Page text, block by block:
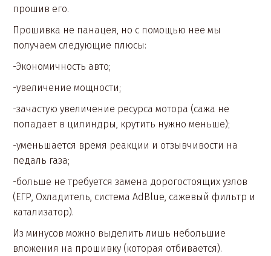
прошив его.
Прошивка не панацея, но с помощью нее мы
получаем следующие плюсы:
-Экономичность авто;
-увеличение мощности;
-зачастую увеличение ресурса мотора (сажа не
попадает в цилиндры, крутить нужно меньше);
-уменьшается время реакции и отзывчивости на
педаль газа;
-больше не требуется замена дорогостоящих узлов
(ЕГР, Охладитель, система AdBlue, сажевый фильтр и
катализатор).
Из минусов можно выделить лишь небольшие
вложения на прошивку (которая отбивается).